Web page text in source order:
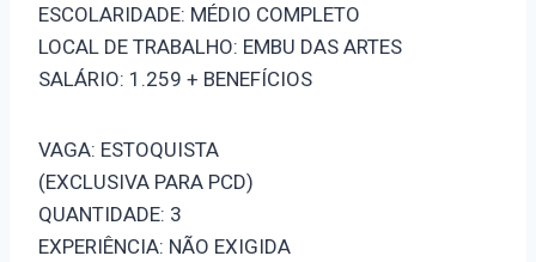
ESCOLARIDADE: MÉDIO COMPLETO
LOCAL DE TRABALHO: EMBU DAS ARTES
SALÁRIO: 1.259 + BENEFÍCIOS
VAGA: ESTOQUISTA
(EXCLUSIVA PARA PCD)
QUANTIDADE: 3
EXPERIÊNCIA: NÃO EXIGIDA